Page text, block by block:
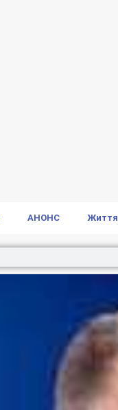
АНОНС Життя